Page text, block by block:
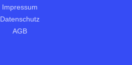
Impressum
Datenschutz
AGB